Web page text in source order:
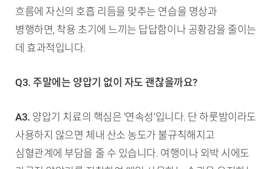
흐름에 자신의 호흡 리듬을 맞추는 연습을 명상과
병행하면, 착용 초기에 느끼는 답답함이나 공황감을 줄이는
데 효과적입니다.
Q3. 주말에는 양압기 없이 자도 괜찮을까요?
A3. 양압기 치료의 핵심은 '연속성'입니다. 단 하룻밤이라도
사용하지 않으면 체내 산소 농도가 불규칙해지고
심혈관계에 부담을 줄 수 있습니다. 여행이나 외박 시에도